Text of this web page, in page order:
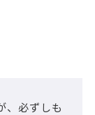
、必ずしも